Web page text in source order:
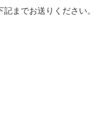
までお送りください。